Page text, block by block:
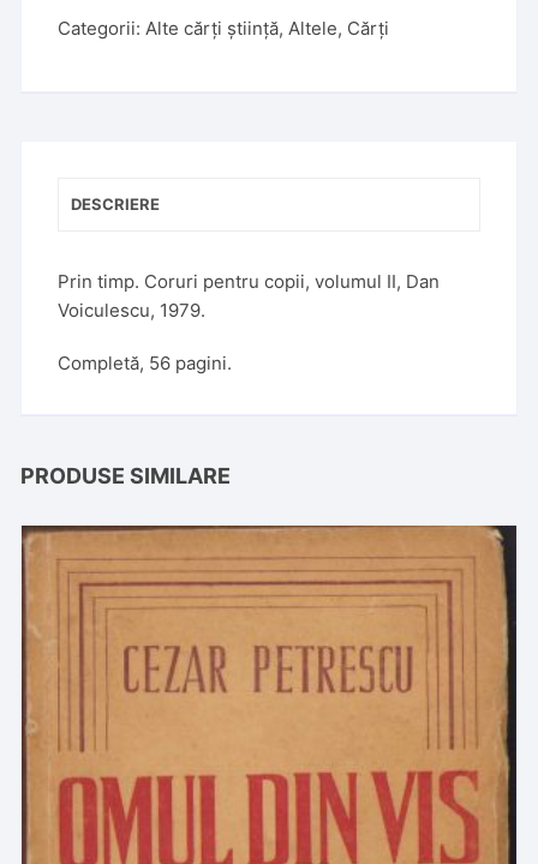
Categorii:Alte cărți știință,Altele, Cărți
DESCRIERE
Prin timp. Coruri pentru copii, volumul II, Dan
Voiculescu, 1979.
Completă, 56 pagini.
PRODUSE SIMILARE